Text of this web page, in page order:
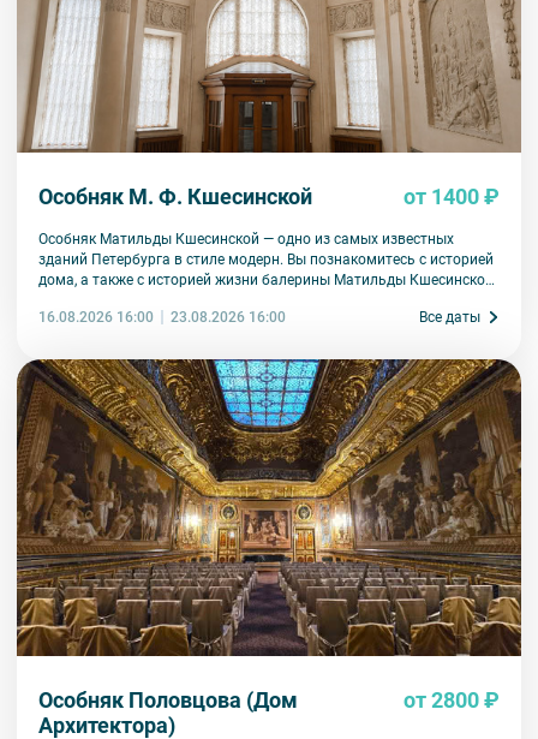
Особняк М. Ф. Кшесинской от 1400 ₽
Особняк Матильды Кшесинской — одно из самых известных
зданий Петербурга в стиле модерн. Вы познакомитесь с историей
дома, а также с историей жизни балерины Матильды Кшесинской.
Романовых, как складывалась артистическая карьера, какая
16.08.2026 16:00 23.08.2026 16:00 Все даты
Особняк Половцова (Дом
Архитектора)
от 2800 ₽